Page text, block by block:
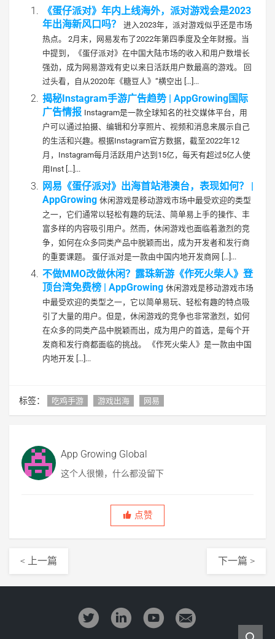
《蛋仔派对》年内上线海外，派对游戏会是2023
年出海新风口吗？
进入2023年，派对游戏似乎还是市场
热点。 2月末，网易发布了2022年第四季度及全年财报。当
中提到，《蛋仔派对》在中国大陆市场的收入和用户数增长
强劲，成为网易游戏有史以来日活跃用户数最高的游戏。 回
过头看，自从2020年《糖豆人》“横空出 […]...
揭秘Instagram手游广告趋势 | AppGrowing国际
广告情报 Instagram是一款全球知名的社交媒体平台，用
户可以通过拍摄、编辑和分享照片、视频和消息来展示自己
的生活和兴趣。根据Instagram官方数据，截至2022年12
月，Instagram每月活跃用户达到15亿，每天有超过5亿人使
用Inst […]...
网易《蛋仔派对》出海首站港澳台，表现如何？ |
AppGrowing 休闲游戏是移动游戏市场中最受欢迎的类型
之一，它们通常以轻松有趣的玩法、简单易上手的操作、丰
富多样的内容吸引用户。然而，休闲游戏也面临着激烈的竞
争，如何在众多同类产品中脱颖而出，成为开发者和发行商
的重要课题。 蛋仔派对是一款由中国内地开发商网 […]...
不做MMO改做休闲？露珠新游《作死火柴人》登
顶台湾免费榜 | AppGrowing 休闲游戏是移动游戏市场
中最受欢迎的类型之一，它以简单易玩、轻松有趣的特点吸
引了大量的用户。但是，休闲游戏的竞争也非常激烈，如何
在众多的同类产品中脱颖而出，成为用户的首选，是每个开
发商和发行商都面临的挑战。 《作死火柴人》是一款由中国
内地开发 […]...
标签： 吃鸡手游 游戏出海 网易
App Growing Global
这个人很懒，什么都没留下
点赞
< 上一篇 下一篇 >